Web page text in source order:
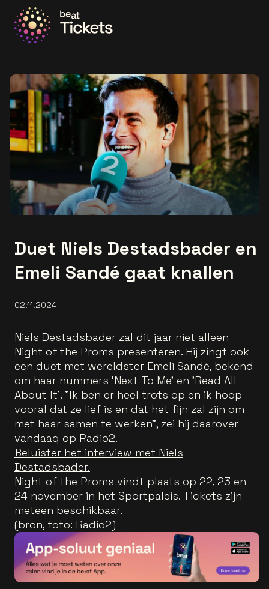
Duet Niels Destadsbader en
Emeli Sandé gaat knallen
02.11.2024
Niels Destadsbader zal dit jaar niet alleen
Night of the Proms presenteren. Hij zingt ook
een duet met wereldster Emeli Sandé, bekend
om haar nummers 'Next To Me' en 'Read All
About It'. "Ik ben er heel trots op en ik hoop
vooral dat ze lief is en dat het fijn zal zijn om
met haar samen te werken", zei hij daarover
vandaag op Radio2.
Beluister het interview met Niels
Destadsbader.
Night of the Proms vindt plaats op 22, 23 en
24 november in het Sportpaleis. Tickets zijn
meteen beschikbaar.
(bron, foto: Radio2)